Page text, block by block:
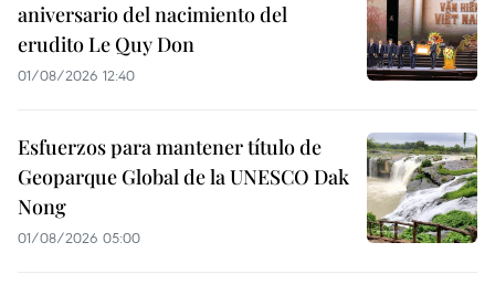
aniversario del nacimiento del
erudito Le Quy Don
01/08/2026 12:40
Esfuerzos para mantener título de
Geoparque Global de la UNESCO Dak
Nong
01/08/2026 05:00